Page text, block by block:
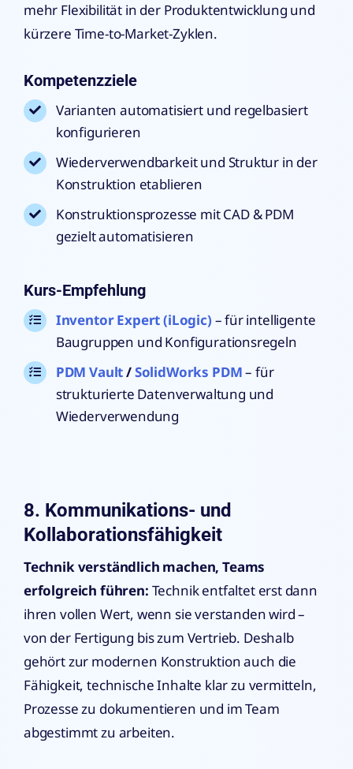
mehr Flexibilität in der Produktentwicklung und
kürzere Time-to-Market-Zyklen.
Kompetenzziele
Varianten automatisiert und regelbasiert
konfigurieren
Wiederverwendbarkeit und Struktur in der
Konstruktion etablieren
Konstruktionsprozesse mit CAD & PDM
gezielt automatisieren
Kurs-Empfehlung
Inventor Expert (iLogic) – für intelligente
Baugruppen und Konfigurationsregeln
PDM Vault/SolidWorks PDM– für
strukturierte Datenverwaltung und
Wiederverwendung
8. Kommunikations- und
Kollaborationsfähigkeit
Technik verständlich machen, Teams
erfolgreich führen: Technik entfaltet erst dann
ihren vollen Wert, wenn sie verstanden wird –
von der Fertigung bis zum Vertrieb. Deshalb
gehört zur modernen Konstruktion auch die
Fähigkeit, technische Inhalte klar zu vermitteln,
Prozesse zu dokumentieren und im Team
abgestimmt zu arbeiten.